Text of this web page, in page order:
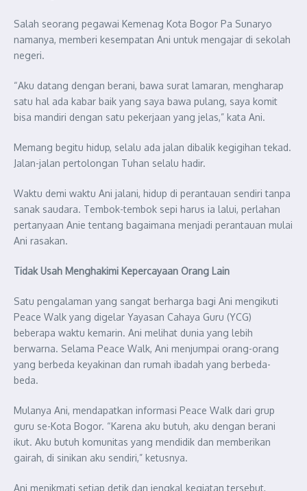
Salah seorang pegawai Kemenag Kota Bogor Pa Sunaryo
namanya, memberi kesempatan Ani untuk mengajar di sekolah
negeri.
“Aku datang dengan berani, bawa surat lamaran, mengharap
satu hal ada kabar baik yang saya bawa pulang, saya komit
bisa mandiri dengan satu pekerjaan yang jelas,” kata Ani.
Memang begitu hidup, selalu ada jalan dibalik kegigihan tekad.
Jalan-jalan pertolongan Tuhan selalu hadir.
Waktu demi waktu Ani jalani, hidup di perantauan sendiri tanpa
sanak saudara. Tembok-tembok sepi harus ia lalui, perlahan
pertanyaan Anie tentang bagaimana menjadi perantauan mulai
Ani rasakan.
Tidak Usah Menghakimi Kepercayaan Orang Lain
Satu pengalaman yang sangat berharga bagi Ani mengikuti
Peace Walk yang digelar Yayasan Cahaya Guru (YCG)
beberapa waktu kemarin. Ani melihat dunia yang lebih
berwarna. Selama Peace Walk, Ani menjumpai orang-orang
yang berbeda keyakinan dan rumah ibadah yang berbeda-
beda.
Mulanya Ani, mendapatkan informasi Peace Walk dari grup
guru se-Kota Bogor. “Karena aku butuh, aku dengan berani
ikut. Aku butuh komunitas yang mendidik dan memberikan
gairah, di sinikan aku sendiri,” ketusnya.
Ani menikmati setiap detik dan jengkal kegiatan tersebut,